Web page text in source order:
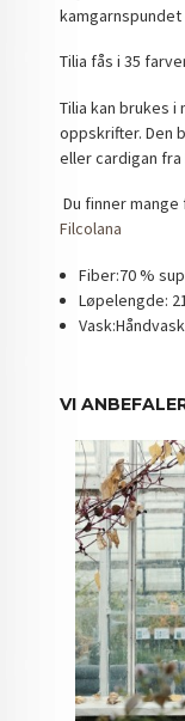
Tilia fås i 35
Tilia kan brukes
oppskrifter. Den
eller cardigan
Du finner
Filcolana
Fiber:70 %
Løpelengde:
Vask:Håndvask
VI